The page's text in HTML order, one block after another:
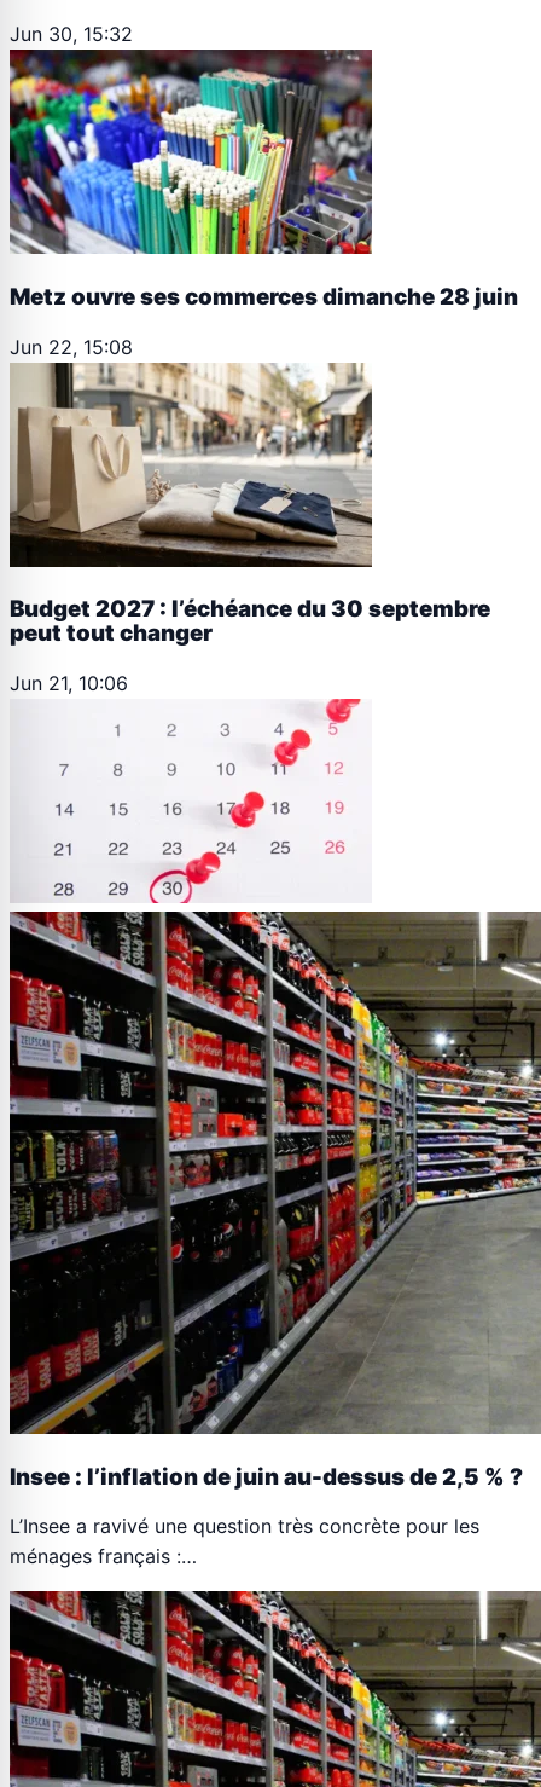
Jun 30, 15:32
Metz ouvre ses commerces dimanche 28 juin
Jun 22, 15:08
Budget 2027 : l’échéance du 30 septembre
peut tout changer
Jun 21, 10:06
Insee : l’inflation de juin au-dessus de 2,5 % ?
L’Insee a ravivé une question très concrète pour les
ménages français :…